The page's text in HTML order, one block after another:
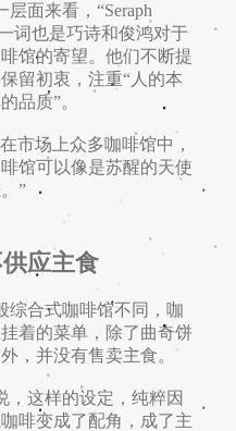
面来看，“Seraph
词也是巧诗和俊鸿对于
馆的寄望。他们不断提
留初衷，注重“人的本
品质”。
市场上众多咖啡馆中，
馆可以像是苏醒的天使
”
应主食
合式咖啡馆不同，咖
着的菜单，除了曲奇饼
，并没有售卖主食。
这样的设定，纯粹因
啡变成了配角，成了主